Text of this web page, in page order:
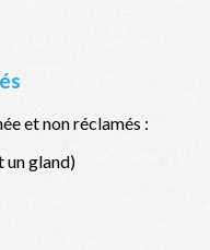
et non réclamés :
un gland)